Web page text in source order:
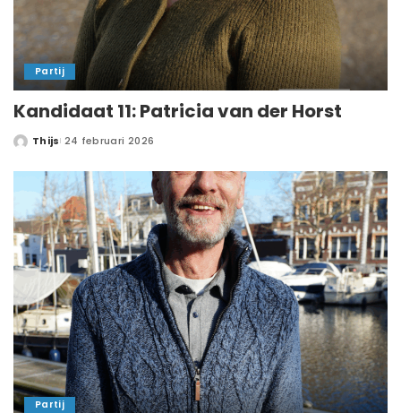
Partij
Kandidaat 11: Patricia van der Horst
Thijs 24 februari 2026
Partij